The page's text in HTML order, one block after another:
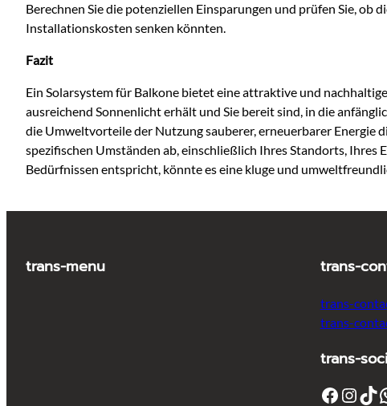
Berechnen Sie die potenziellen Einsparungen und prüfen Sie, ob
Installationskosten senken könnten.
Fazit
Ein Solarsystem für Balkone bietet eine attraktive und
ausreichend Sonnenlicht erhält und Sie bereit sind, in die
die Umweltvorteile der Nutzung sauberer, erneuerbarer
spezifischen Umständen ab, einschließlich Ihres Standorts, Ihres
Bedürfnissen entspricht, könnte es eine kluge und
trans-menu trans-
trans-
trans-
trans-
Facebook Instagram TikTok WhatsApp